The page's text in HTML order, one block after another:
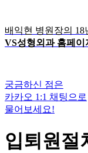
배익현 병원장의 18
VS성형외과 홈페이
궁금하신 점은
카카오 1:1 채팅으로
물어보세요!
입퇴원절